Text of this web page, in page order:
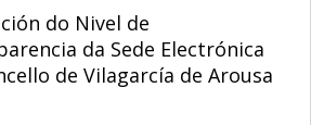
da Sede Electrónica
de Vilagarcía de Arousa